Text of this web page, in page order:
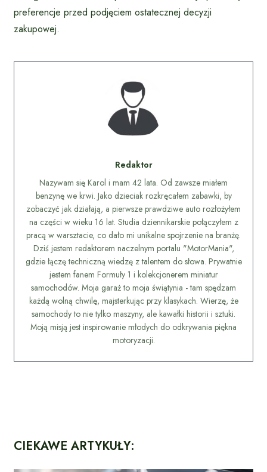
preferencje przed podjęciem ostatecznej decyzji
zakupowej.
Redaktor
Nazywam się Karol i mam 42 lata. Od zawsze miałem
benzynę we krwi. Jako dzieciak rozkręcałem zabawki, by
zobaczyć jak działają, a pierwsze prawdziwe auto rozłożyłem
na części w wieku 16 lat. Studia dziennikarskie połączyłem z
pracą w warsztacie, co dało mi unikalne spojrzenie na branżę.
Dziś jestem redaktorem naczelnym portalu "MotorMania",
gdzie łączę techniczną wiedzę z talentem do słowa. Prywatnie
jestem fanem Formuły 1 i kolekcjonerem miniatur
samochodów. Moja garaż to moja świątynia - tam spędzam
każdą wolną chwilę, majsterkując przy klasykach. Wierzę, że
samochody to nie tylko maszyny, ale kawałki historii i sztuki.
Moją misją jest inspirowanie młodych do odkrywania piękna
motoryzacji.
CIEKAWE ARTYKUŁY: